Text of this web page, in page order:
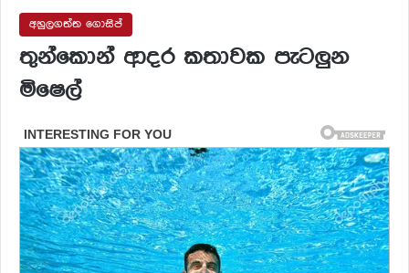
අහුලගත්ත ගොසිප්
තුන්කොන් ආදර කතාවක පැටලුන
මිෂෙල්